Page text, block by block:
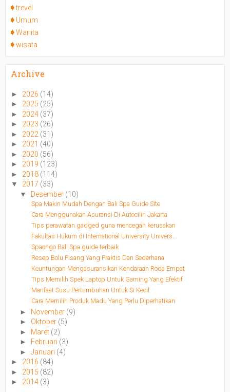
trevel
Umum
Wanita
wisata
Archive
► 2026 (14)
► 2025 (25)
► 2024 (37)
► 2023 (26)
► 2022 (31)
► 2021 (40)
► 2020 (56)
► 2019 (123)
► 2018 (114)
▼ 2017 (33)
▼ Desember (10)
Spa Makin Mudah Dengan Bali Spa Guide Site
Cara Menggunakan Asuransi Di Autocilin Jakarta
Tips perawatan gadged guna mencegah kerusakan
Fakultas Hukum di International University Univers...
Spaongo Bali Spa guide terbaik
Resep Bolu Pisang Yang Praktis Dan Sederhana
Keuntungan Mengasuransikan Kendaraan Roda Empat
Tips Memilih Spek Laptop Untuk Gaming Yang Efektif
Manfaat Susu Pertumbuhan Untuk Si Kecil
Cara Memilih Produk Madu Yang Perlu Diperhatikan
► November (9)
► Oktober (5)
► Maret (2)
► Februari (3)
► Januari (4)
► 2016 (84)
► 2015 (82)
► 2014 (3)